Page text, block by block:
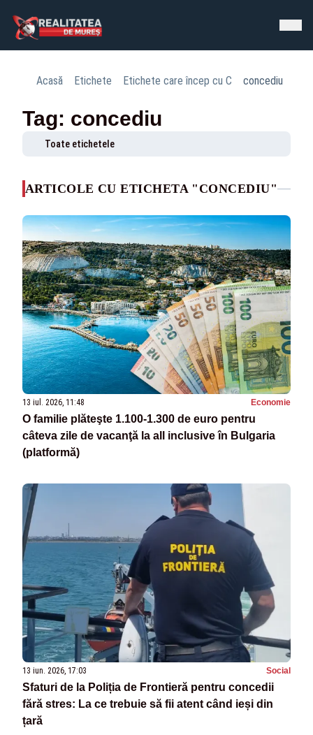
Acasă Etichete Etichete care încep cu C concediu
Tag: concediu
Toate etichetele
ARTICOLE CU ETICHETA "CONCEDIU"
13 iul. 2026, 11:48 Economie
O familie plăteşte 1.100-1.300 de euro pentru
câteva zile de vacanţă la all inclusive în Bulgaria
(platformă)
13 iun. 2026, 17:03 Social
Sfaturi de la Poliția de Frontieră pentru concedii
fără stres: La ce trebuie să fii atent când ieși din
țară